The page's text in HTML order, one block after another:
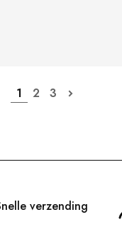
1 2 3
verzending